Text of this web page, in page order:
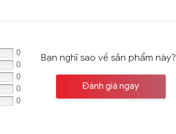
0
0
0
0
0
Bạn nghĩ sao về sản phẩm này?
Đánh giá ngay